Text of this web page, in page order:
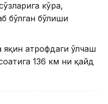
кўра,
бўлган бўлиши
яқин атрофдаги ўлчаш
136 км ни қайд